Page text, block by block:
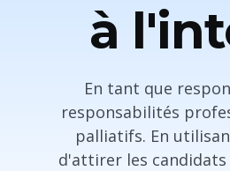
à
En tant que
responsabilités
palliatifs. En
d'attirer les